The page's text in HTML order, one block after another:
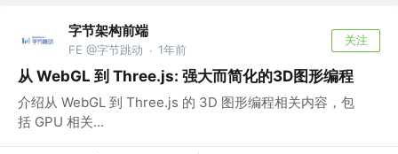
字节架构前端
FE @字节跳动 · 1年前
关注
从 WebGL 到 Three.js: 强大而简化的3D图形编程
介绍从 WebGL 到 Three.js 的 3D 图形编程相关内容，包
括 GPU 相关...